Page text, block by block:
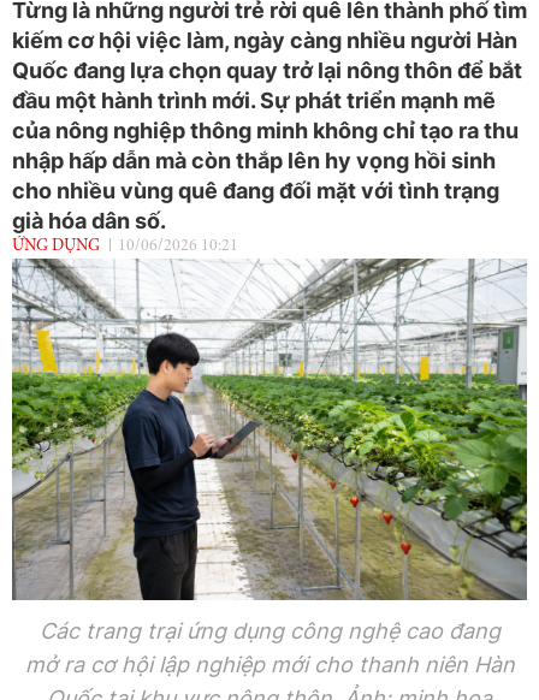
Từng là những người trẻ rời quê lên thành phố tìm
kiếm cơ hội việc làm, ngày càng nhiều người Hàn
Quốc đang lựa chọn quay trở lại nông thôn để bắt
đầu một hành trình mới. Sự phát triển mạnh mẽ
của nông nghiệp thông minh không chỉ tạo ra thu
nhập hấp dẫn mà còn thắp lên hy vọng hồi sinh
cho nhiều vùng quê đang đối mặt với tình trạng
già hóa dân số.
ỨNG DỤNG 10/06/2026 10:21
Các trang trại ứng dụng công nghệ cao đang
mở ra cơ hội lập nghiệp mới cho thanh niên Hàn